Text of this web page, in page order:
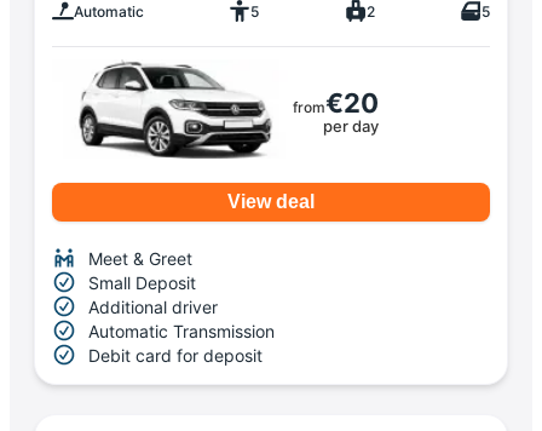
Automatic 5 2 5
from€20
per day
View deal
Meet & Greet
Small Deposit
Additional driver
Automatic Transmission
Debit card for deposit